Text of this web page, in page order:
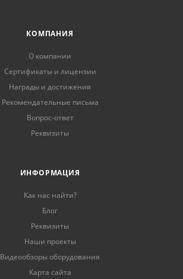
КОМПАНИЯ
О компании
Сертификаты и лицензии
Награды и достижения
Рекомендательные письма
Вопрос-ответ
Реквизиты
ИНФОРМАЦИЯ
Как нас найти?
Блог
Реквизиты
Наши проекты
Видеообзоры оборудования
Карта сайта